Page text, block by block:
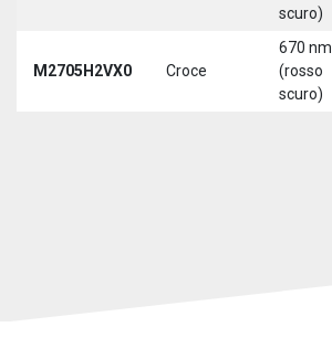
scuro)
M2705H2VX0 Croce
670 nm
(rosso
scuro)